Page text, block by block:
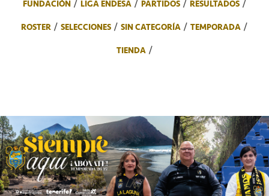
FUNDACIÓN LIGA ENDESA PARTIDOS
RESULTADOS
ROSTER
SELECCIONES SIN CATEGORÍA
TEMPORADA
TIENDA